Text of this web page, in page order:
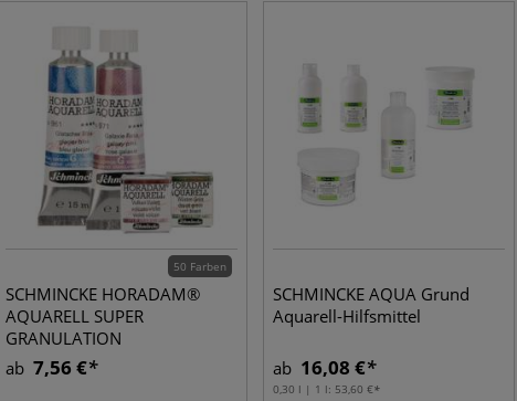
50 Farben
SCHMINCKE HORADAM®
AQUARELL SUPER
GRANULATION
ab 7,56 €
SCHMINCKE AQUA Grund
Aquarell-Hilfsmittel
ab 16,08 €
0,30 l | 1 l: 53,60 €